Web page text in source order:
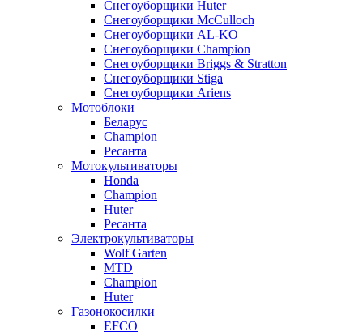
Снегоуборщики Huter
Снегоуборщики McCulloch
Снегоуборщики AL-KO
Снегоуборщики Champion
Снегоуборщики Briggs & Stratton
Снегоуборщики Stiga
Снегоуборщики Ariens
Мотоблоки
Беларус
Champion
Ресанта
Мотокультиваторы
Honda
Champion
Huter
Ресанта
Электрокультиваторы
Wolf Garten
MTD
Champion
Huter
Газонокосилки
EFCO